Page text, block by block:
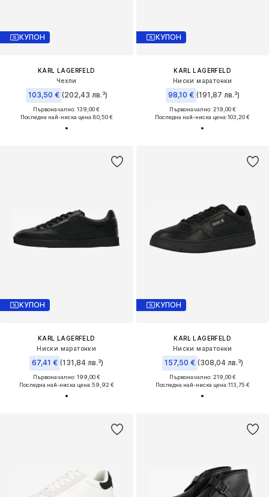
КУПОН
KARL LAGERFELD
Чехли
103,50 € (202,43 лв.³)
Първоначално: 139,00 €
Последна най-ниска цена:80,50 €
КУПОН
KARL LAGERFELD
Ниски маратонки
98,10 € (191,87 лв.³)
Първоначално: 219,00 €
Последна най-ниска цена:103,20 €
КУПОН
KARL LAGERFELD
Ниски маратонки
67,41 € (131,84 лв.³)
Първоначално: 199,00 €
Последна най-ниска цена:59,92 €
КУПОН
KARL LAGERFELD
Ниски маратонки
157,50 € (308,04 лв.³)
Първоначално: 219,00 €
Последна най-ниска цена:113,75 €